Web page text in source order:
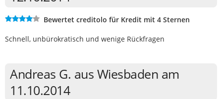
Bewertet creditolo für Kredit mit 4 Sternen
Schnell, unbürokratisch und wenige Rückfragen
Andreas G. aus Wiesbaden am
11.10.2014